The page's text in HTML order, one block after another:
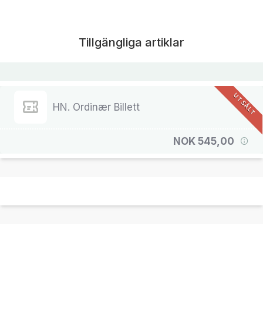
Tillgängliga artiklar
HN. Ordinær Billett
NOK 545,00
UTSÅLT